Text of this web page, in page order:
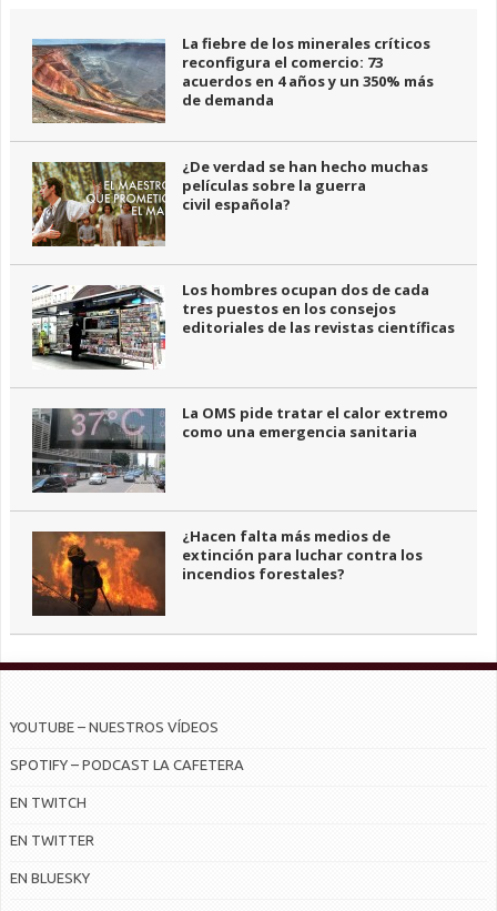
La fiebre de los minerales críticos
reconfigura el comercio: 73
acuerdos en 4 años y un 350% más
de demanda
¿De verdad se han hecho muchas
películas sobre la guerra
civil española?
Los hombres ocupan dos de cada
tres puestos en los consejos
editoriales de las revistas científicas
La OMS pide tratar el calor extremo
como una emergencia sanitaria
¿Hacen falta más medios de
extinción para luchar contra los
incendios forestales?
YOUTUBE – NUESTROS VÍDEOS
SPOTIFY – PODCAST LA CAFETERA
EN TWITCH
EN TWITTER
EN BLUESKY